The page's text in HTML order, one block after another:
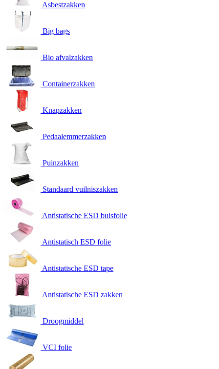
Asbestzakken
Big bags
Bio afvalzakken
Containerzakken
Knapzakken
Pedaalemmerzakken
Puinzakken
Standaard vuilniszakken
Antistatische ESD buisfolie
Antistatisch ESD folie
Antistatische ESD tape
Antistatische ESD zakken
Droogmiddel
VCI folie